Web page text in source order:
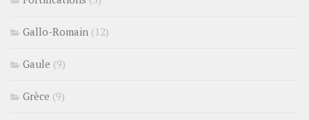
Gallo-Romain (12)
Gaule (9)
Grèce (9)